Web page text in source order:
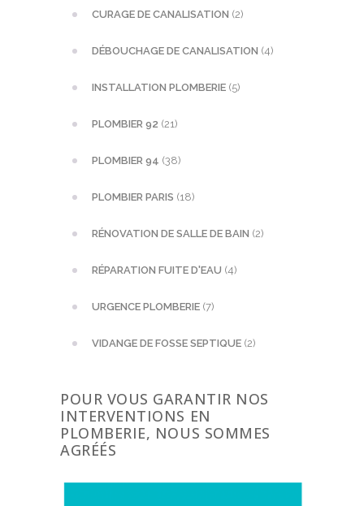
CURAGE DE CANALISATION (2)
DÉBOUCHAGE DE CANALISATION (4)
INSTALLATION PLOMBERIE (5)
PLOMBIER 92 (21)
PLOMBIER 94 (38)
PLOMBIER PARIS (18)
RÉNOVATION DE SALLE DE BAIN (2)
RÉPARATION FUITE D'EAU (4)
URGENCE PLOMBERIE (7)
VIDANGE DE FOSSE SEPTIQUE (2)
POUR VOUS GARANTIR NOS
INTERVENTIONS EN
PLOMBERIE, NOUS SOMMES
AGRÉÉS